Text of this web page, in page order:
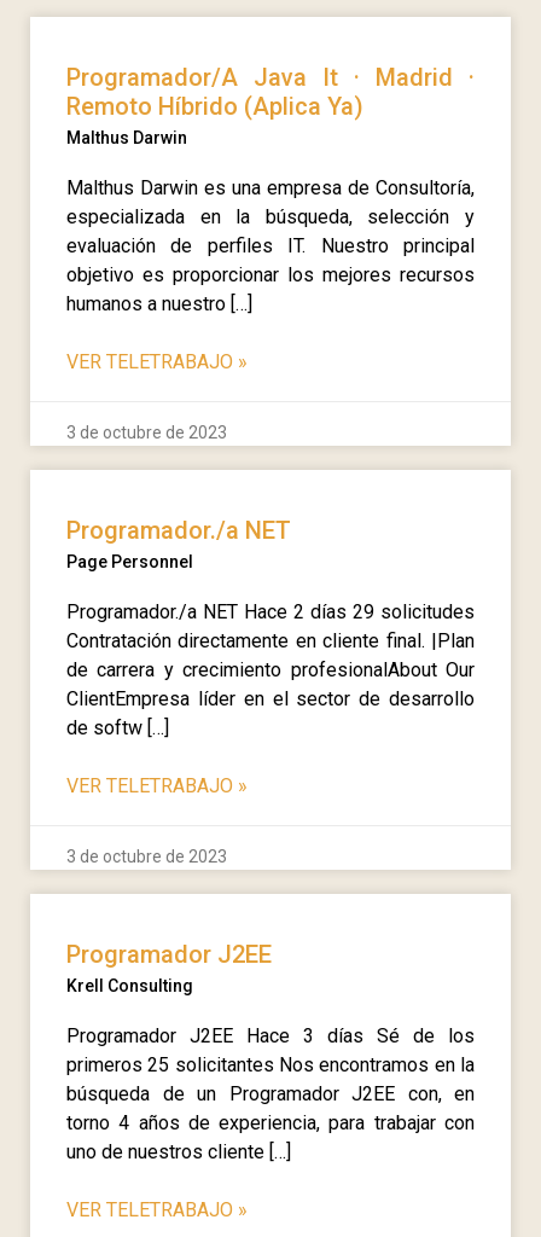
Programador/A Java It · Madrid ·
Remoto Híbrido (Aplica Ya)
Malthus Darwin
Malthus Darwin es una empresa de Consultoría,
especializada en la búsqueda, selección y
evaluación de perfiles IT. Nuestro principal
objetivo es proporcionar los mejores recursos
humanos a nuestro […]
VER TELETRABAJO »
3 de octubre de 2023
Programador./a NET
Page Personnel
Programador./a NET Hace 2 días 29 solicitudes
Contratación directamente en cliente final. |Plan
de carrera y crecimiento profesionalAbout Our
ClientEmpresa líder en el sector de desarrollo
de softw […]
VER TELETRABAJO »
3 de octubre de 2023
Programador J2EE
Krell Consulting
Programador J2EE Hace 3 días Sé de los
primeros 25 solicitantes Nos encontramos en la
búsqueda de un Programador J2EE con, en
torno 4 años de experiencia, para trabajar con
uno de nuestros cliente […]
VER TELETRABAJO »